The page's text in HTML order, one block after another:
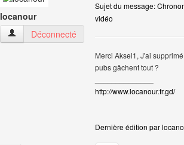
locanour
locanour Voir le profil de l'utilisateur
Déconnecté
Sujet du message:
vidéo
Merci Aksel1, J'ai
pubs gâchent tout ?
http://www.locanour.fr.gd/
Dernière édition par